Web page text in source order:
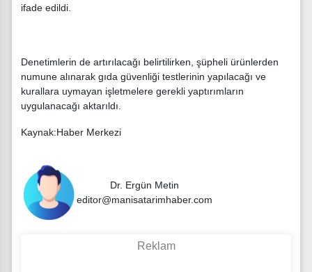
ifade edildi.
Denetimlerin de artırılacağı belirtilirken, şüpheli ürünlerden
numune alınarak gıda güvenliği testlerinin yapılacağı ve
kurallara uymayan işletmelere gerekli yaptırımların
uygulanacağı aktarıldı.
Kaynak:Haber Merkezi
Dr. Ergün Metin
editor@manisatarimhaber.com